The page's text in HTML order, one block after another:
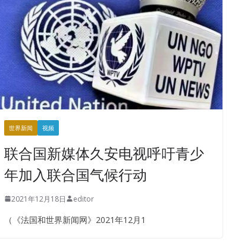
世界新闻 视频
联合国新媒体久安电视呼吁青少
年加入联合国气候行动
2021年12月18日 editor
（《法国和世界新闻网》2021年12月1